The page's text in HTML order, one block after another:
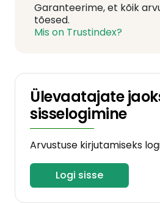
Garanteerime, et kõik
tõesed.
Mis on Trustindex?
Ülevaatajate
sisselogimine
Arvustuse kirjutamiseks
Logi sisse